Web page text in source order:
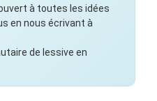
à toutes les idées
en nous écrivant à
de lessive en